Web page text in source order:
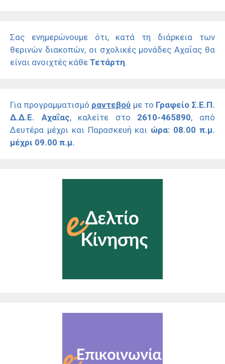
Σας ενημερώνουμε ότι, κατά τη διάρκεια των
θερινών διακοπών, οι σχολικές μονάδες Αχαΐας θα
είναι ανοιχτές κάθε Τετάρτη.
Για προγραμματισμό ραντεβού με το Γραφείο Σ.Ε.Π.
Δ.Δ.Ε. Αχαΐας, καλείτε στο 2610-465890, από
Δευτέρα μέχρι και Παρασκευή και ώρα: 08.00 π.μ.
μέχρι 09.00 π.μ.